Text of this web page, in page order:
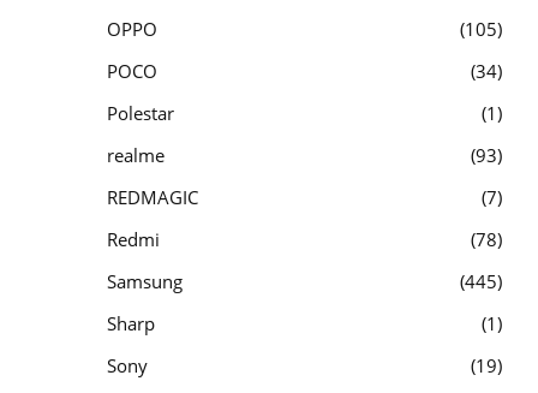
OPPO
105
POCO
34
Polestar
1
realme
93
REDMAGIC
7
Redmi
78
Samsung
445
Sharp
1
Sony
19